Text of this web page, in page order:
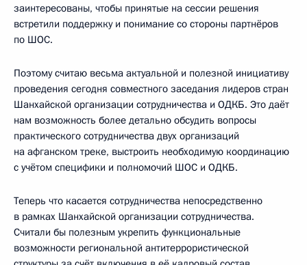
заинтересованы, чтобы принятые на сессии решения
встретили поддержку и понимание со стороны партнёров
по ШОС.
Поэтому считаю весьма актуальной и полезной инициативу
проведения сегодня совместного заседания лидеров стран
Шанхайской организации сотрудничества и ОДКБ. Это даёт
нам возможность более детально обсудить вопросы
практического сотрудничества двух организаций
на афганском треке, выстроить необходимую координацию
с учётом специфики и полномочий ШОС и ОДКБ.
Теперь что касается сотрудничества непосредственно
в рамках Шанхайской организации сотрудничества.
Считали бы полезным укрепить функциональные
возможности региональной антитеррористической